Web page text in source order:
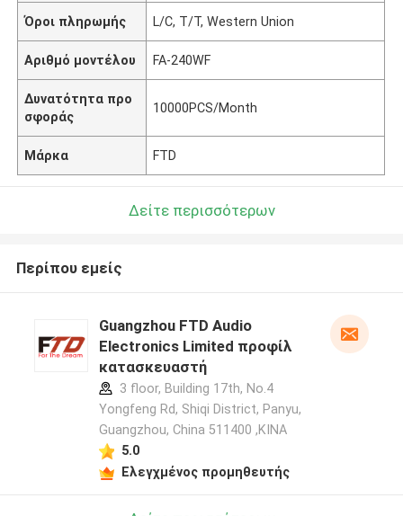
Όροι πληρωμής L/C, T/T, Western Union
Αριθμό μοντέλου FA-240WF
Δυνατότητα προ
σφοράς
10000PCS/Month
Μάρκα FTD
Δείτε περισσότερων
Περίπου εμείς
Guangzhou FTD Audio
Electronics Limited προφίλ
κατασκευαστή
3 floor, Building 17th, No.4
Yongfeng Rd, Shiqi District, Panyu,
Guangzhou, China 511400 ,ΚΙΝΑ
5.0
Ελεγχμένος προμηθευτής